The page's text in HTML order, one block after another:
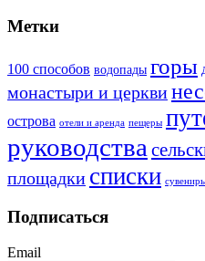
Метки
100 способов водопады горы
монастыри и церкви
острова отели и аренда пещеры
руководства
площадки списки
Подписаться
Email